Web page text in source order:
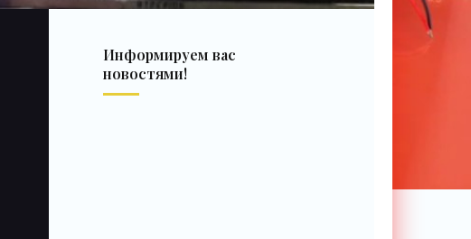
Информируем вас
новостями!